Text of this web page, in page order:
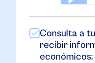
Consulta a
recibir
económicos: